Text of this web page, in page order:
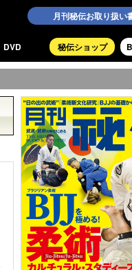
月刊秘伝お取り扱い
秘伝ショップ
DVD